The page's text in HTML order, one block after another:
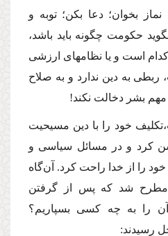
بخوان؛ دعا بكن؛ توبه و
حكومت چگونه باید باشد،
است و یا نظامهاى ارزشى
ربطى به دین ندارد و به صلاح
بشر دخالت نكند!
خود را با دین مسیحیت
كرد و در مسائل سیاسى و
را از خدا راحت كرد. آن‌گاه
مطرح شد كه پس از گرفتن
را به چه كسى بسپاریم؟
رسیدند: